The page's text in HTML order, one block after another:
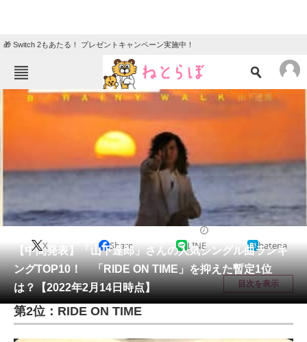
🎁 Switch 2もあたる！ プレゼントキャンペーン実施中！
ねとらぼメニュー
クイズ
グルメ 地域
教育・育児
動物 リサーチ
会員記事
メディア
注目記事を集めた総合ページ
【中間発表】「山下達郎」さんの人気シングル曲ランキ
ングTOP10！ 「RIDE ON TIME」を抑えた暫定1位
は？【2022年2月14日時点】
X Share LINE hatena
目次を表示
第2位：RIDE ON TIME